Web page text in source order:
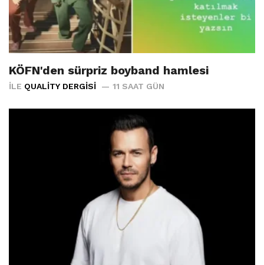
KÖFN'den sürpriz boyband hamlesi
İLE QUALITY DERGISI 11 SAAT GÜN